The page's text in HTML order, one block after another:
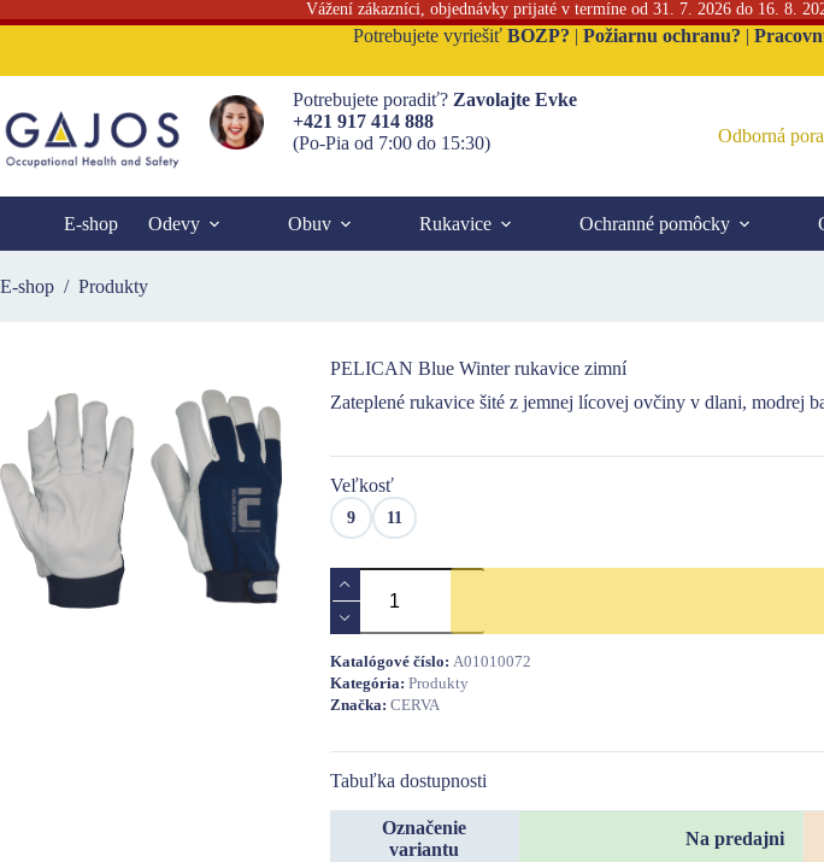
Vážení zákazníci, objednávky prijaté v termíne od 31. 7. 2026 do 16. 8.
content
Potrebujete vyriešiť BOZP? | Požiarnu ochranu? |
Potrebujete poradiť? Zavolajte Evke
+421 917 414 888
(Po-Pia od 7:00 do 15:30)
Odborná
E-shop Odevy Obuv Rukavice Ochranné pomôcky
E-shop / Produkty
PELICAN Blue Winter rukavice zimní
Zateplené rukavice šité z jemnej lícovej ovčiny v dlani, modrej
Veľkosť
9 11
množstvo
PELICAN
Blue
rukavice
zimní
Katalógové číslo: A01010072
Kategória: Produkty
Značka: CERVA
Tabuľka dostupnosti
Označenie
variantu
Na predajni